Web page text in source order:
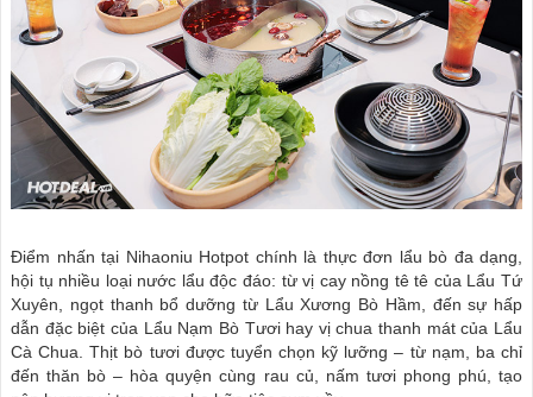
Điểm nhấn tại Nihaoniu Hotpot chính là thực đơn lẩu bò đa dạng,
hội tụ nhiều loại nước lẩu độc đáo: từ vị cay nồng tê tê của Lẩu Tứ
Xuyên, ngọt thanh bổ dưỡng từ Lẩu Xương Bò Hầm, đến sự hấp
dẫn đặc biệt của Lẩu Nạm Bò Tươi hay vị chua thanh mát của Lẩu
Cà Chua. Thịt bò tươi được tuyển chọn kỹ lưỡng – từ nạm, ba chỉ
đến thăn bò – hòa quyện cùng rau củ, nấm tươi phong phú, tạo